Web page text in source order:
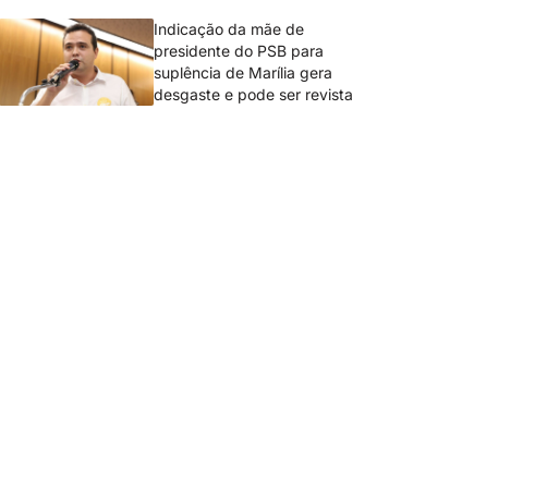
Indicação da mãe de
presidente do PSB para
suplência de Marília gera
desgaste e pode ser revista